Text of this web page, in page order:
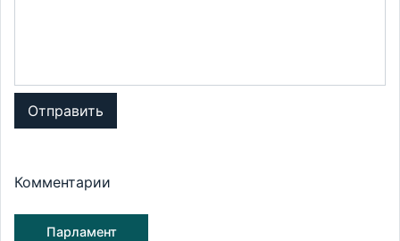
Отправить
Комментарии
Парламент